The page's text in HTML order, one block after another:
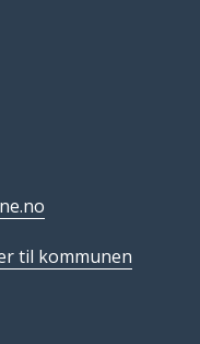
til kommunen